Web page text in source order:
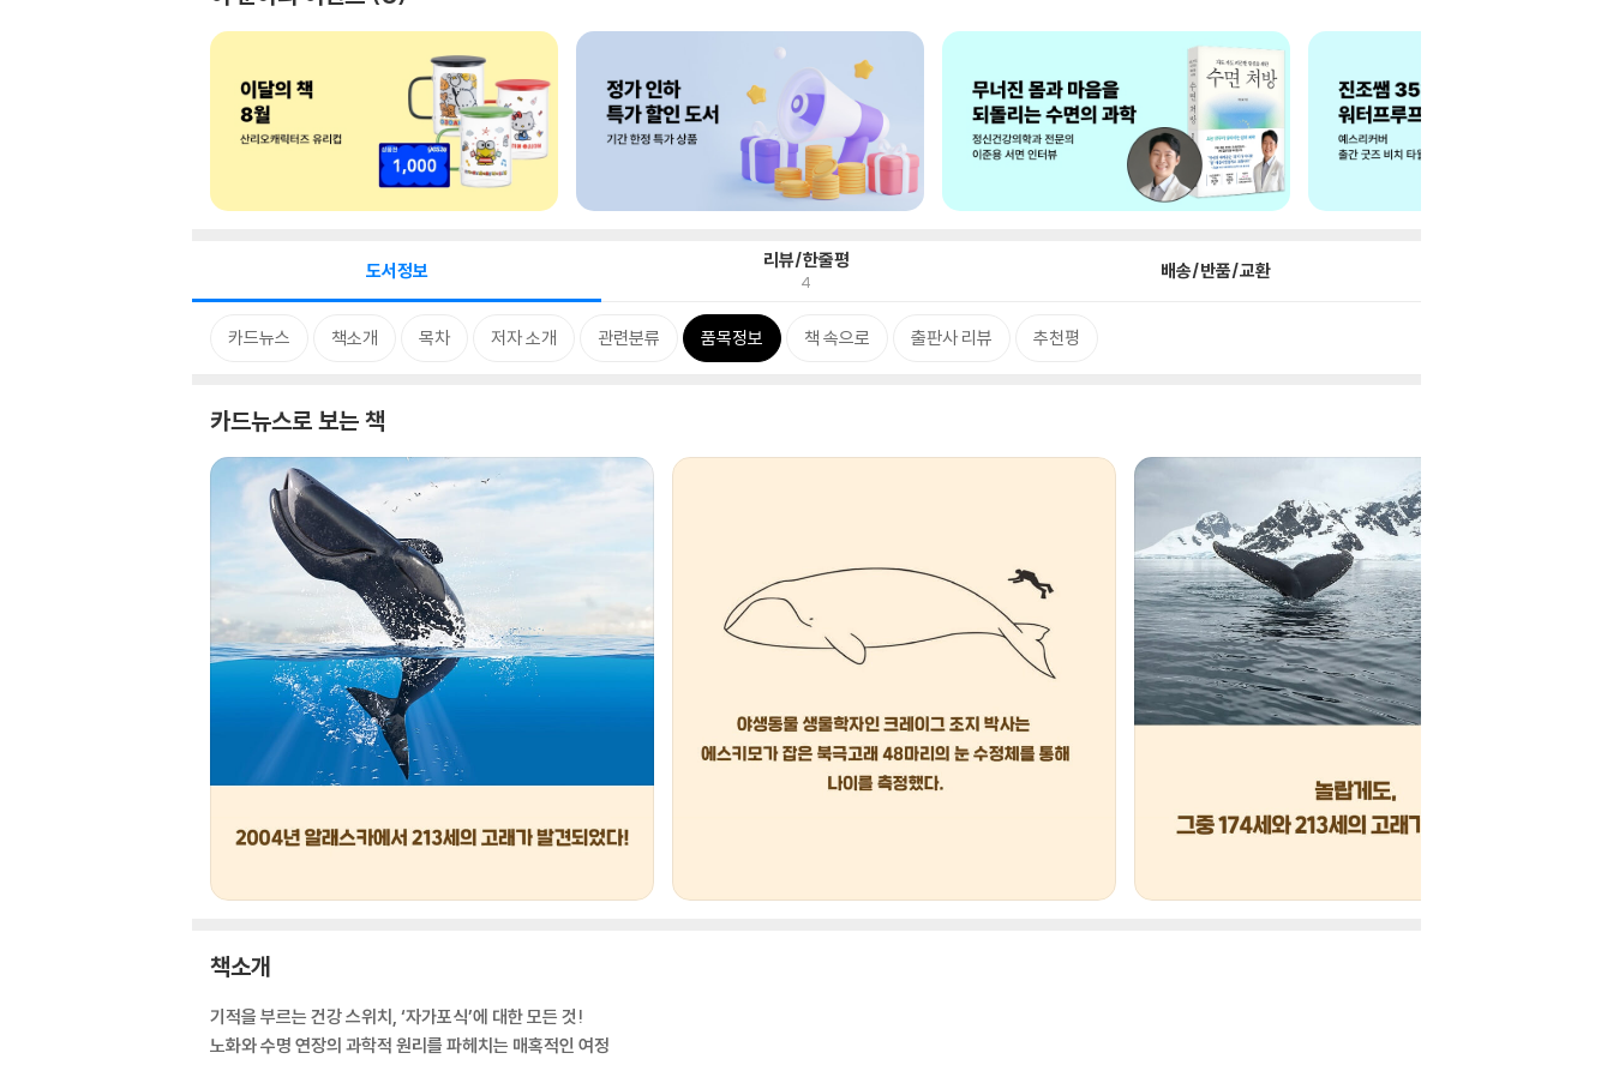
도서정보 리뷰/한줄평
4 배송/반품/교환
카드뉴스 책소개 목차 저자 소개 관련분류 품목정보 책 속으로 출판사 리뷰 추천평
카드뉴스로 보는 책
책소개
기적을 부르는 건강 스위치, ‘자가포식’에 대한 모든 것!
노화와 수명 연장의 과학적 원리를 파헤치는 매혹적인 여정